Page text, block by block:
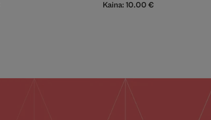
Kaina:10.00€